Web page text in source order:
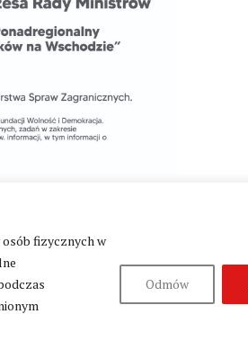
osób fizycznych w
Odmów